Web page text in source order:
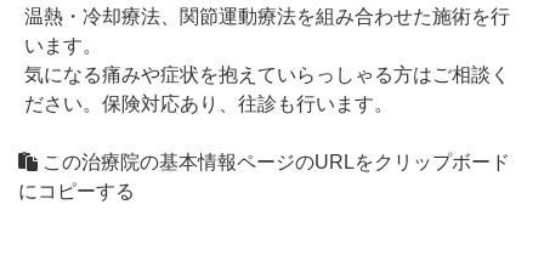
温熱・冷却療法、関節運動療法を組み合わせた施術を行
います。
気になる痛みや症状を抱えていらっしゃる方はご相談く
ださい。保険対応あり、往診も行います。
この治療院の基本情報ページのURLをクリップボード
にコピーする